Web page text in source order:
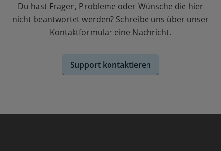
Du hast Fragen, Probleme oder Wünsche die hier
nicht beantwortet werden? Schreibe uns über unser
Kontaktformular eine Nachricht.
Support kontaktieren